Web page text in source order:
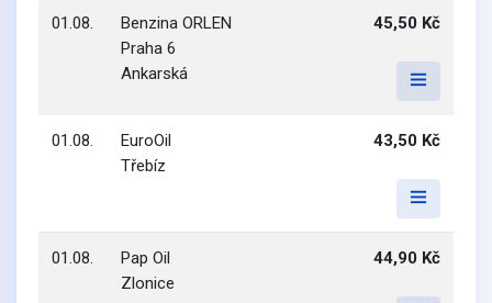
01.08.
Benzina ORLEN
Praha 6
Ankarská
45,50 Kč
01.08.
EuroOil
Třebíz
43,50 Kč
01.08.
Pap Oil
Zlonice
44,90 Kč